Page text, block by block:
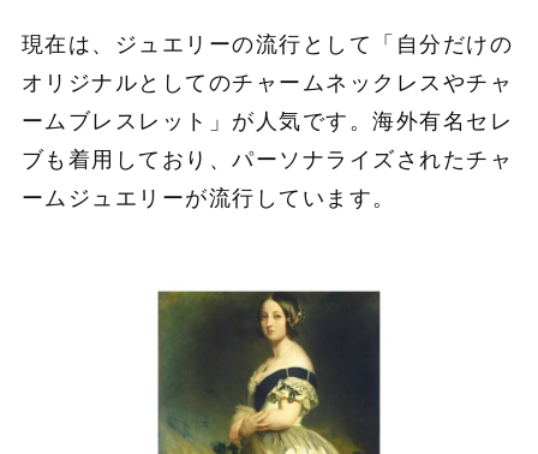
現在は、ジュエリーの流行として「自分だけの
オリジナルとしてのチャームネックレスやチャ
ームブレスレット」が人気です。海外有名セレ
ブも着用しており、パーソナライズされたチャ
ームジュエリーが流行しています。